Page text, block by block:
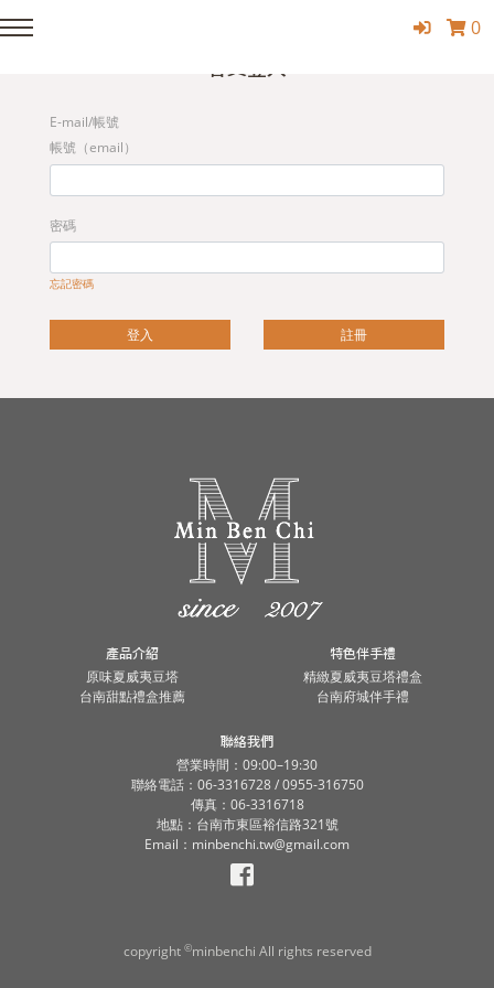
0
會員登入
E-mail/帳號
帳號（email）
密碼
忘記密碼
登入 註冊
產品介紹
原味夏威夷豆塔
台南甜點禮盒推薦
特色伴手禮
精緻夏威夷豆塔禮盒
台南府城伴手禮
聯絡我們
營業時間：09:00–19:30
聯絡電話：06-3316728 / 0955-316750
傳真：06-3316718
地點：台南市東區裕信路321號
Email：minbenchi.tw@gmail.com
copyright ©minbenchi All rights reserved